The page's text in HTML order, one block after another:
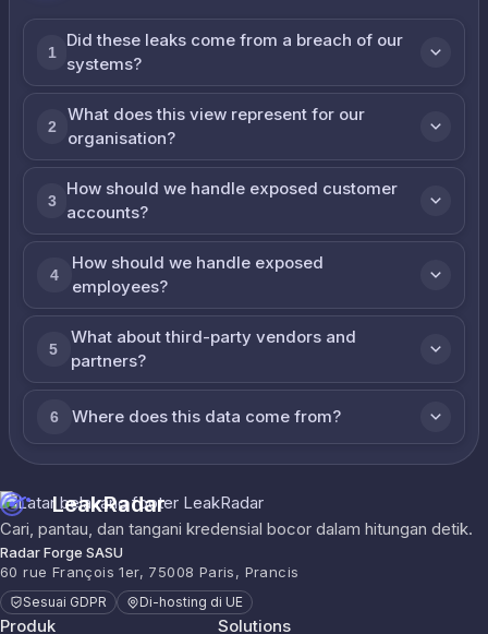
1
Did these leaks come from a breach of our
systems?
2
What does this view represent for our
organisation?
3
How should we handle exposed customer
accounts?
4
How should we handle exposed
employees?
5
What about third-party vendors and
partners?
6 Where does this data come from?
LeakRadar
Cari, pantau, dan tangani kredensial bocor dalam hitungan detik.
Radar Forge SASU
60 rue François 1er, 75008 Paris, Prancis
Sesuai GDPR Di-hosting di UE
Produk Solutions